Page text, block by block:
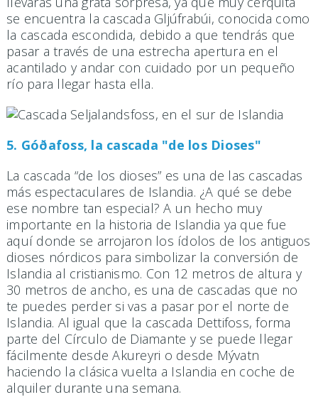
se encuentra la cascada Gljúfrabúi, conocida como
la cascada escondida, debido a que tendrás que
pasar a través de una estrecha apertura en el
acantilado y andar con cuidado por un pequeño
río para llegar hasta ella.
5. Góðafoss, la cascada "de los Dioses"
La cascada “de los dioses” es una de las cascadas
más espectaculares de Islandia. ¿A qué se debe
ese nombre tan especial? A un hecho muy
importante en la historia de Islandia ya que fue
aquí donde se arrojaron los ídolos de los antiguos
dioses nórdicos para simbolizar la conversión de
Islandia al cristianismo. Con 12 metros de altura y
30 metros de ancho, es una de cascadas que no
te puedes perder si vas a pasar por el norte de
Islandia. Al igual que la cascada Dettifoss, forma
parte del Círculo de Diamante y se puede llegar
fácilmente desde Akureyri o desde Mývatn
haciendo la clásica vuelta a Islandia en coche de
alquiler durante una semana.